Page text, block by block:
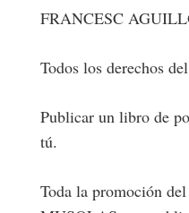
FRANCESC
Todos los derechos
Publicar un libro de
tú.
Toda la promoción